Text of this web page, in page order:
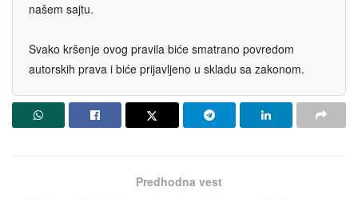
našem sajtu.
Svako kršenje ovog pravila biće smatrano povredom
autorskih prava i biće prijavljeno u skladu sa zakonom.
Predhodna vest